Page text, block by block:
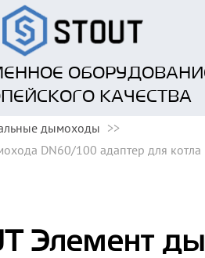
КАЧЕСТВА
дымоходы
DN60/100 адаптер для
Элемент